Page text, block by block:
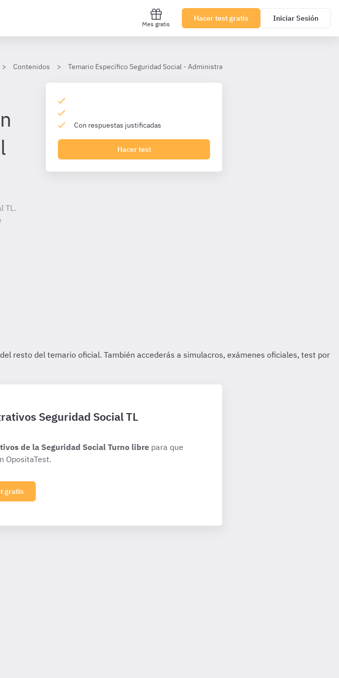
Mes gratis
Hacer test gratis Iniciar Sesión
Contenidos Temario Específico Seguridad Social - Administrativos SS TL
TL.
Con respuestas justificadas
Hacer test
Seguridad Social TL
de la Seguridad Social Turno librepara que
OpositaTest.
gratis